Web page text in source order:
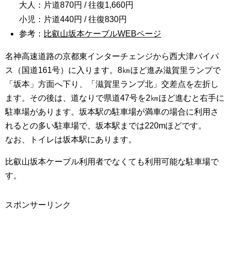
大人：片道870円 / 往復1,660円
小児：片道440円 / 往復830円
参考： 比叡山坂本ケーブルWEBページ
名神高速道路の京都東インターチェンジから西大津バイパ
ス（国道161号）に入ります。8㎞ほど進み滋賀里ランプで
「坂本」方面へ下り、「滋賀里ランプ北」交差点を左折し
ます。その後は、道なりで県道47号を2㎞ほど進むと右手に
駐車場があります。坂本駅の駐車場が満車の場合に利用さ
れるとの多い駐車場で、坂本駅までは220mほどです。
なお、トイレは坂本駅にあります。
比叡山坂本ケーブル利用者でなくても利用可能な駐車場で
す。
スポンサーリンク